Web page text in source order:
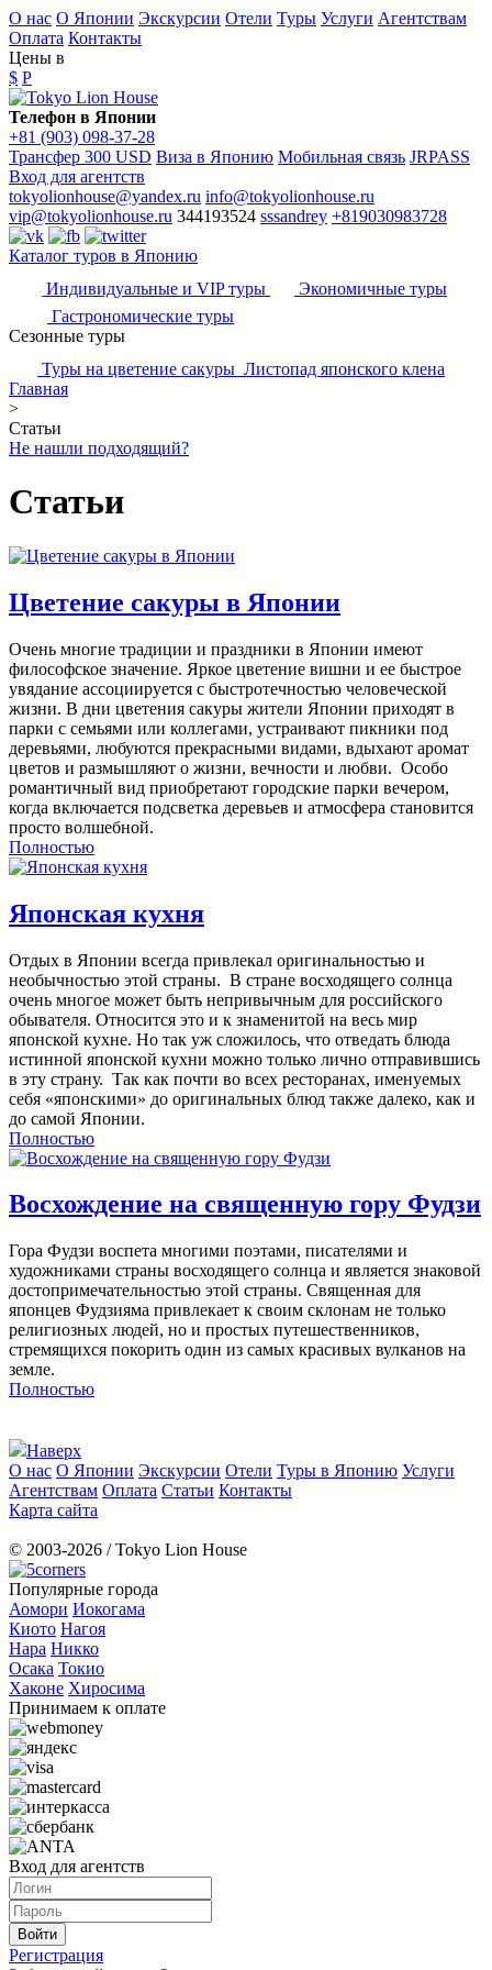
О нас О Японии Экскурсии Отели Туры Услуги Агентствам
Оплата Контакты
Цены в
$ P
Телефон в Японии
+81 (903) 098-37-28
Трансфер 300 USD Виза в Японию Мобильная связь JRPASS
Вход для агентств
tokyolionhouse@yandex.ru info@tokyolionhouse.ru
vip@tokyolionhouse.ru 344193524 sssandrey +819030983728
Каталог туров в Японию
Индивидуальные и VIP туры
Экономичные туры
Гастрономические туры
Сезонные туры
Туры на цветение сакуры Листопад японского клена
Главная
>
Статьи
Не нашли подходящий?
Статьи
Цветение сакуры в Японии
Очень многие традиции и праздники в Японии имеют
философское значение. Яркое цветение вишни и ее быстрое
увядание ассоциируется с быстротечностью человеческой
жизни. В дни цветения сакуры жители Японии приходят в
парки с семьями или коллегами, устраивают пикники под
деревьями, любуются прекрасными видами, вдыхают аромат
цветов и размышляют о жизни, вечности и любви. Особо
романтичный вид приобретают городские парки вечером,
когда включается подсветка деревьев и атмосфера становится
просто волшебной.
Полностью
Японская кухня
Отдых в Японии всегда привлекал оригинальностью и
необычностью этой страны. В стране восходящего солнца
очень многое может быть непривычным для российского
обывателя. Относится это и к знаменитой на весь мир
японской кухне. Но так уж сложилось, что отведать блюда
истинной японской кухни можно только лично отправившись
в эту страну. Так как почти во всех ресторанах, именуемых
себя «японскими» до оригинальных блюд также далеко, как и
до самой Японии.
Полностью
Восхождение на священную гору Фудзи
Гора Фудзи воспета многими поэтами, писателями и
художниками страны восходящего солнца и является знаковой
достопримечательностью этой страны. Священная для
японцев Фудзияма привлекает к своим склонам не только
религиозных людей, но и простых путешественников,
стремящихся покорить один из самых красивых вулканов на
земле.
Полностью
Наверх
О нас О Японии Экскурсии Отели Туры в Японию Услуги
Агентствам Оплата Статьи Контакты
Карта сайта
© 2003-2026 / Tokyo Lion House
Популярные города
Аомори Иокогама
Киото Нагоя
Нара Никко
Осака Токио
Хаконе Хиросима
Принимаем к оплате
Вход для агентств
Регистрация